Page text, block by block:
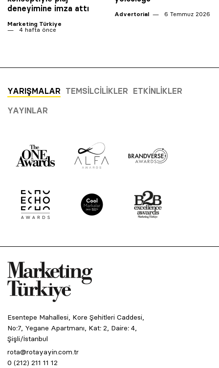
deneyimine imza attı
Marketing Türkiye
4 hafta önce
Advertorial 6 Temmuz 2026
YARIŞMALAR TEMSILCILIKLER ETKINLIKLER
YAYINLAR
Esentepe Mahallesi, Kore Şehitleri Caddesi,
No:7, Yegane Apartmanı, Kat: 2, Daire: 4,
Şişli/İstanbul
rota@rotayayin.com.tr
0 (212) 211 11 12